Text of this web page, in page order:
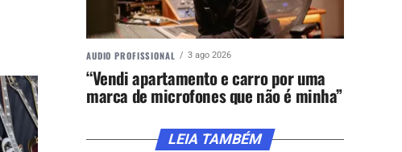
AUDIO PROFISSIONAL 3 ago 2026
“Vendi apartamento e carro por uma
marca de microfones que não é minha”
LEIA TAMBÉM